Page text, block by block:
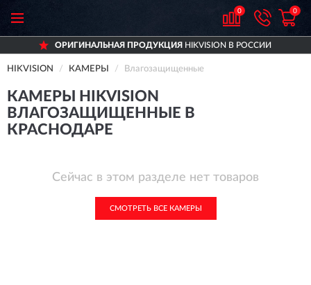
0 0
ОРИГИНАЛЬНАЯ ПРОДУКЦИЯ HIKVISION В РОССИИ
HIKVISION КАМЕРЫ Влагозащищенные
КАМЕРЫ HIKVISION
ВЛАГОЗАЩИЩЕННЫЕ В
КРАСНОДАРЕ
Сейчас в этом разделе нет товаров
СМОТРЕТЬ ВСЕ КАМЕРЫ